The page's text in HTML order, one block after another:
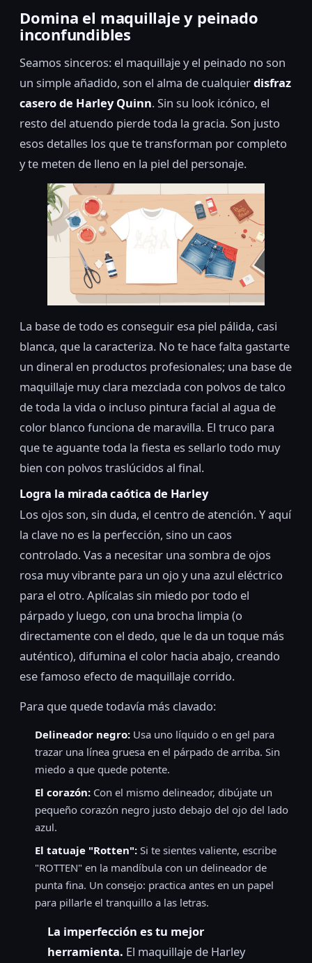
Domina el maquillaje y peinado
inconfundibles
Seamos sinceros: el maquillaje y el peinado no son
un simple añadido, son el alma de cualquierdisfraz
casero de Harley Quinn. Sin su look icónico, el
resto del atuendo pierde toda la gracia. Son justo
esos detalles los que te transforman por completo
y te meten de lleno en la piel del personaje.
La base de todo es conseguir esa piel pálida, casi
blanca, que la caracteriza. No te hace falta gastarte
un dineral en productos profesionales; una base de
maquillaje muy clara mezclada con polvos de talco
de toda la vida o incluso pintura facial al agua de
color blanco funciona de maravilla. El truco para
que te aguante toda la fiesta es sellarlo todo muy
bien con polvos traslúcidos al final.
Logra la mirada caótica de Harley
Los ojos son, sin duda, el centro de atención. Y aquí
la clave no es la perfección, sino un caos
controlado. Vas a necesitar una sombra de ojos
rosa muy vibrante para un ojo y una azul eléctrico
para el otro. Aplícalas sin miedo por todo el
párpado y luego, con una brocha limpia (o
directamente con el dedo, que le da un toque más
auténtico), difumina el color hacia abajo, creando
ese famoso efecto de maquillaje corrido.
Para que quede todavía más clavado:
Delineador negro: Usa uno líquido o en gel para
trazar una línea gruesa en el párpado de arriba. Sin
miedo a que quede potente.
El corazón: Con el mismo delineador, dibújate un
pequeño corazón negro justo debajo del ojo del lado
azul.
El tatuaje "Rotten": Si te sientes valiente, escribe
"ROTTEN" en la mandíbula con un delineador de
punta fina. Un consejo: practica antes en un papel
para pillarle el tranquillo a las letras.
La imperfección es tu mejor
herramienta. El maquillaje de Harley